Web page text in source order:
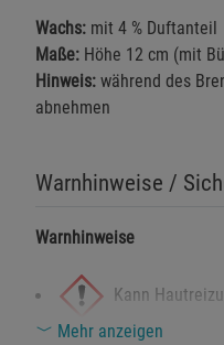
Wachs: mit 4 % Duftanteil
Maße: Höhe 12 cm (mit
Hinweis: während des
abnehmen
Warnhinweise /
Warnhinweise
Kann
Mehr anzeigen